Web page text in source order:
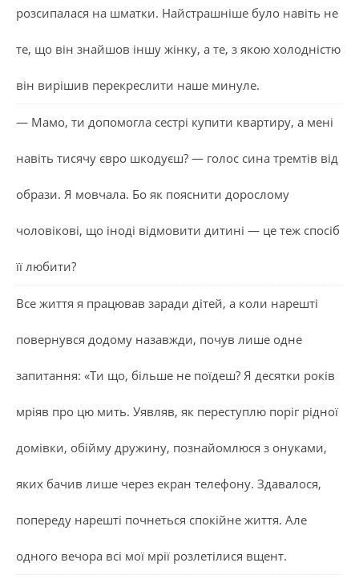
розсипалася на шматки. Найстрашніше було навіть не
те, що він знайшов іншу жінку, а те, з якою холодністю
він вирішив перекреслити наше минуле.
— Мамо, ти допомогла сестрі купити квартиру, а мені
навіть тисячу євро шкодуєш? — голос сина тремтів від
образи. Я мовчала. Бо як пояснити дорослому
чоловікові, що іноді відмовити дитині — це теж спосіб
її любити?
Все життя я працював заради дітей, а коли нарешті
повернувся додому назавжди, почув лише одне
запитання: «Ти що, більше не поїдеш? Я десятки років
мріяв про цю мить. Уявляв, як переступлю поріг рідної
домівки, обійму дружину, познайомлюся з онуками,
яких бачив лише через екран телефону. Здавалося,
попереду нарешті почнеться спокійне життя. Але
одного вечора всі мої мрії розлетілися вщент.